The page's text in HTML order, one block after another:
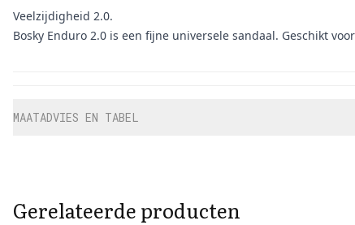
Veelzijdigheid 2.0.
Bosky Enduro 2.0 is een fijne universele sandaal. Geschikt
MAATADVIES EN TABEL
Gerelateerde producten